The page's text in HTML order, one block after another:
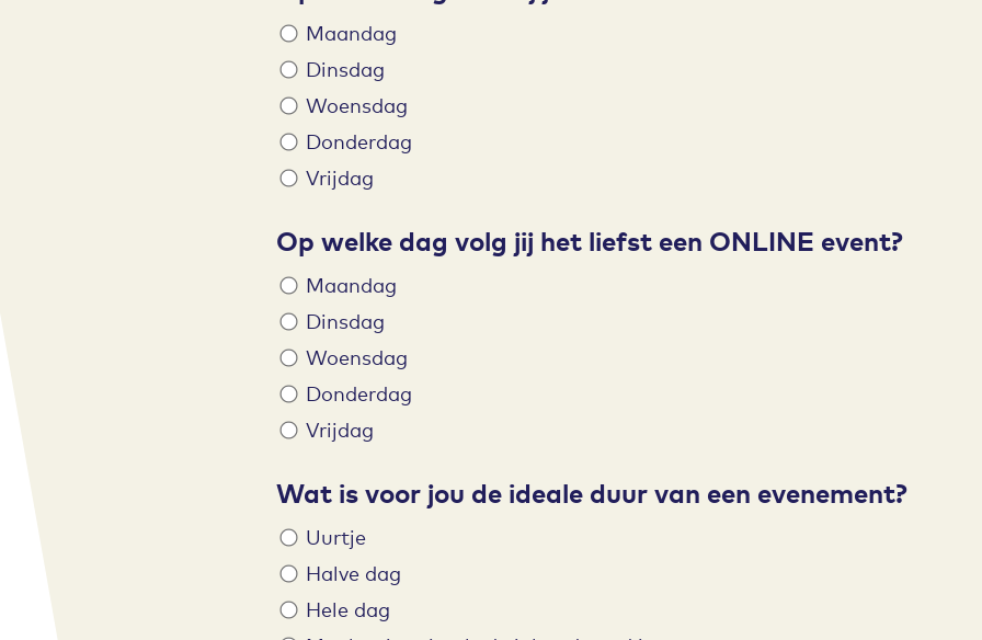
Maandag
Dinsdag
Woensdag
Donderdag
Vrijdag
Op welke dag volg jij het liefst een ONLINE event?
Maandag
Dinsdag
Woensdag
Donderdag
Vrijdag
Wat is voor jou de ideale duur van een evenement?
Uurtje
Halve dag
Hele dag